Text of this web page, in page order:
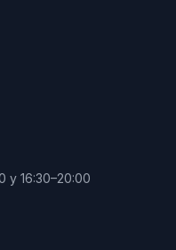
y 16:30–20:00